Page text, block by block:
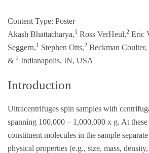
Content Type: Poster
Akash Bhattacharya,1 Ross VerHeul,2 Eric
Seggern,1 Stephen Otts,2 Beckman Coulter,
& 2 Indianapolis, IN, USA
Introduction
Ultracentrifuges spin samples with
spanning 100,000 – 1,000,000 x g. At
constituent molecules in the sample
physical properties (e.g., size, mass,